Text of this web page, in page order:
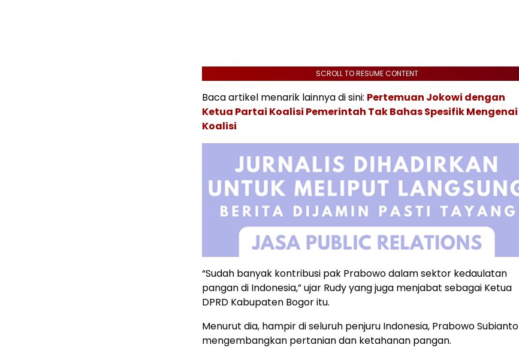
SCROLL TO RESUME CONTENT
Baca artikel menarik lainnya di sini: Pertemuan Jokowi dengan
Ketua Partai Koalisi Pemerintah Tak Bahas Spesifik Mengenai
Koalisi
“Sudah banyak kontribusi pak Prabowo dalam sektor kedaulatan
pangan di Indonesia,” ujar Rudy yang juga menjabat sebagai Ketua
DPRD Kabupaten Bogor itu.
Menurut dia, hampir di seluruh penjuru Indonesia, Prabowo Subianto
mengembangkan pertanian dan ketahanan pangan.